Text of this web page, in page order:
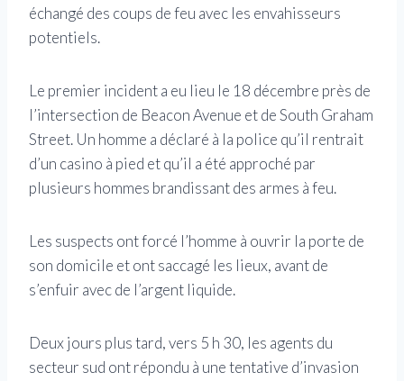
échangé des coups de feu avec les envahisseurs
potentiels.
Le premier incident a eu lieu le 18 décembre près de
l’intersection de Beacon Avenue et de South Graham
Street. Un homme a déclaré à la police qu’il rentrait
d’un casino à pied et qu’il a été approché par
plusieurs hommes brandissant des armes à feu.
Les suspects ont forcé l’homme à ouvrir la porte de
son domicile et ont saccagé les lieux, avant de
s’enfuir avec de l’argent liquide.
Deux jours plus tard, vers 5 h 30, les agents du
secteur sud ont répondu à une tentative d’invasion